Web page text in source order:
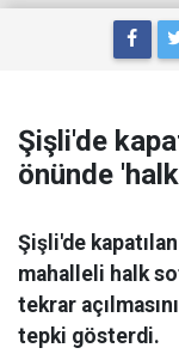
Şişli'de
önünde
Şişli'de
mahalleli halk
tekrar
tepki gösterdi.